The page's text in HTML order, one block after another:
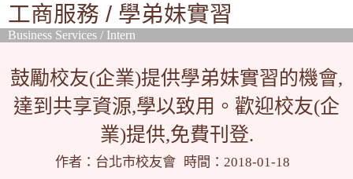
工商服務 / 學弟妹實習
Business Services / Intern
鼓勵校友(企業)提供學弟妹實習的機會,
達到共享資源,學以致用。歡迎校友(企
業)提供,免費刊登.
作者：台北市校友會 時間：2018-01-18